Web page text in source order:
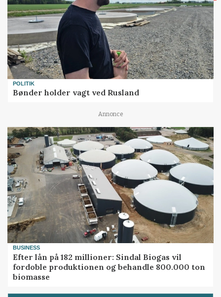
POLITIK
Bønder holder vagt ved Rusland
Annonce
BUSINESS
Efter lån på 182 millioner: Sindal Biogas vil
fordoble produktionen og behandle 800.000 ton
biomasse